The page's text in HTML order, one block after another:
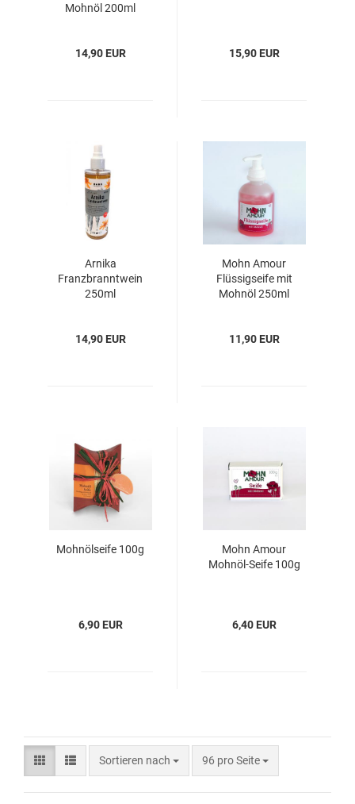
Mohnöl 200ml
14,90 EUR 15,90 EUR
Arnika
Franzbranntwein
250ml
14,90 EUR
Mohn Amour
Flüssigseife mit
Mohnöl 250ml
11,90 EUR
Mohnölseife 100g
6,90 EUR
Mohn Amour
Mohnöl-Seife 100g
6,40 EUR
Sortieren nach 96 pro Seite